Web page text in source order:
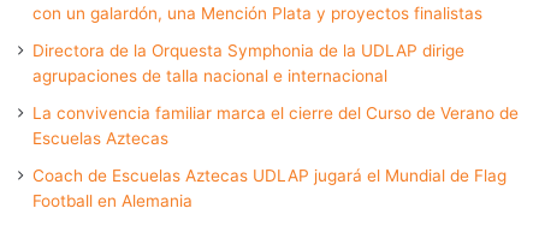
con un galardón, una Mención Plata y proyectos finalistas
Directora de la Orquesta Symphonia de la UDLAP dirige
agrupaciones de talla nacional e internacional
La convivencia familiar marca el cierre del Curso de Verano de
Escuelas Aztecas
Coach de Escuelas Aztecas UDLAP jugará el Mundial de Flag
Football en Alemania